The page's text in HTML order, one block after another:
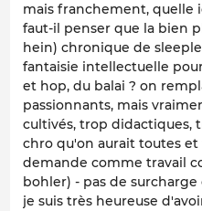
mais franchement, quelle
faut-il penser que la bien
hein) chronique de
fantaisie intellectuelle
et hop, du balai ? on
passionnants, mais
cultivés, trop didactiques,
chro qu'on aurait toutes
demande comme travail
bohler) - pas de surcharge
je suis très heureuse